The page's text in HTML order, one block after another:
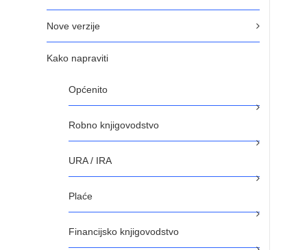
Nove verzije
Kako napraviti
Općenito
Robno knjigovodstvo
URA / IRA
Plaće
Financijsko knjigovodstvo